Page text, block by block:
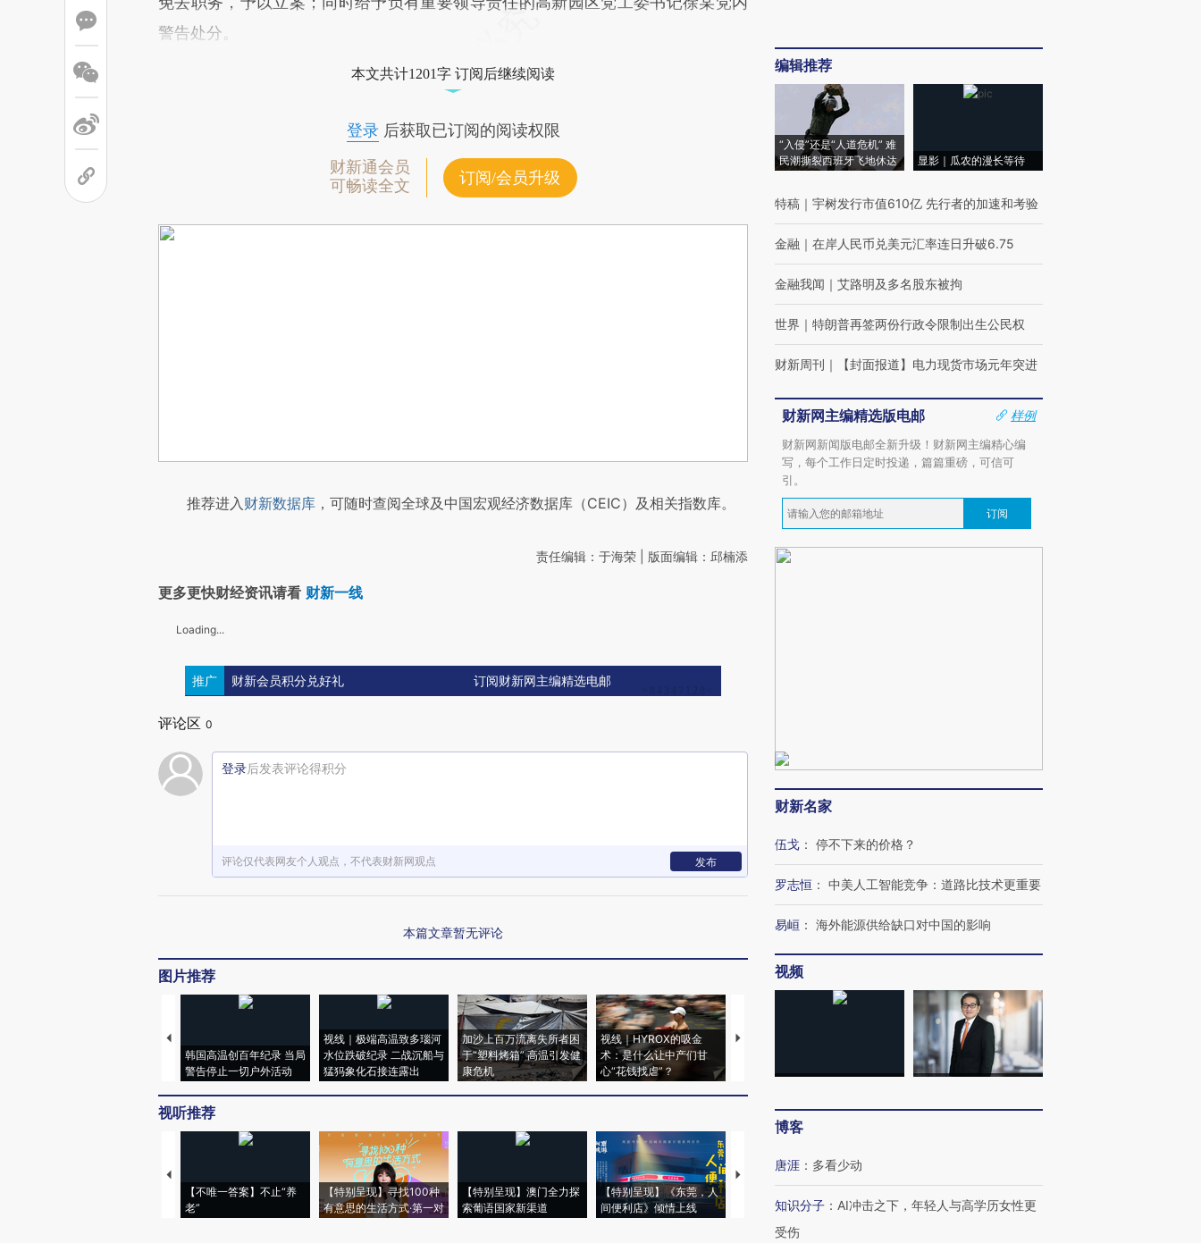
警告处分。
本文共计1201字 订阅后继续阅读
登录后获取已订阅的阅读权限
财新通会员
可畅读全文
订阅/会员升级
推荐进入财新数据库 ，可随时查阅全球及中国宏观经济数据库（CEIC）及相关指数库。
责任编辑：于海荣 | 版面编辑：邱楠添
更多更快财经资讯请看 财新一线
Loading...
推广 财新会员积分兑好礼 订阅财新网主编精选电邮
评论区 0
登录后发表评论得积分
评论仅代表网友个人观点，不代表财新网观点 发布
本篇文章暂无评论
图片推荐
韩国高温创百年纪录 当局
警告停止一切户外活动
视线｜极端高温致多瑙河
水位跌破纪录 二战沉船与
猛犸象化石接连露出
加沙上百万流离失所者困
于“塑料烤箱” 高温引发健
康危机
视线｜HYROX的吸金
术：是什么让中产们甘
心“花钱找虐”？
马航飞行员跨国走私7万
视线｜被称为“蟑螂”的印
度Z世代 用街头抗争将教
育部长拱下台
视线｜“入侵”还是“人道危
机”？难民潮撕裂西班牙
飞地休达
视听推荐
【不唯一答案】不止“养
老”
【特别呈现】寻找100种
有意思的生活方式·第一对
【特别呈现】澳门全力探
索葡语国家新渠道
【特别呈现】《东莞，人
间便利店》倾情上线
【推广】走进第四届链博
有意思的生活方式·第三对
住三大增长引擎是什么？
编辑推荐
“入侵”还是“人道危机” 难
民潮撕裂西班牙飞地休达
显影｜瓜农的漫长等待
特稿 ｜ 宇树发行市值610亿 先行者的加速和考验
金融 ｜ 在岸人民币兑美元汇率连日升破6.75
金融我闻 ｜ 艾路明及多名股东被拘
世界 ｜ 特朗普再签两份行政令限制出生公民权
财新周刊 ｜ 【封面报道】电力现货市场元年突进
财新网主编精选版电邮
样例
财新网新闻版电邮全新升级！财新网主编精心编
写，每个工作日定时投递，篇篇重磅，可信可
引。
订阅
财新名家
伍戈 ： 停不下来的价格？
罗志恒 ： 中美人工智能竞争：道路比技术更重要
易峘 ： 海外能源供给缺口对中国的影响
视频
博客
唐涯 ： 多看少动
知识分子 ： AI冲击之下，年轻人与高学历女性更
受伤